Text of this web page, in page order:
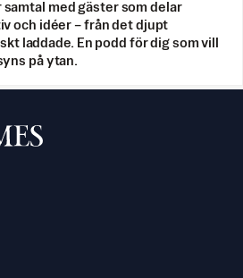
samtal med gäster som delar
och idéer – från det djupt
laddade. En podd för dig som vill
på ytan.